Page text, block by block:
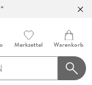
Merkzettel Warenkorb